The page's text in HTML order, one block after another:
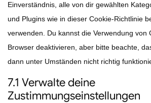
Einverständnis, alle von dir gewählten
und Plugins wie in dieser Cookie-Richtlinie
verwenden. Du kannst die Verwendung von
Browser deaktivieren, aber bitte beachte,
dann unter Umständen nicht richtig
7.1 Verwalte deine
Zustimmungseinstellungen